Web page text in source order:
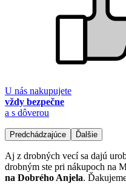
U nás nakupujete
vždy bezpečne
a s dôverou
Predchádzajúce Ďalšie
Aj z drobných vecí sa dajú
drobným ste pri nákupoch na
na Dobrého Anjela.